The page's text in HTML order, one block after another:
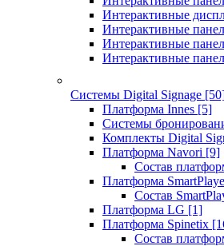
Интерактивные
Интерактивные
Интерактивные
Интерактивные
Системы Digital Signage
Платформа Innes [5]
Системы
Комплекты Digital
Платформа Navori [9]
Состав
Платформа
Состав
Платформа LG [1]
Платформа Spinetix
Состав